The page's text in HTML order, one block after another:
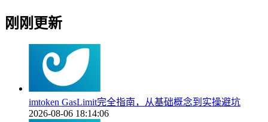
刚刚更新
imtoken GasLimit完全指南，从基础概念到实操避坑
2026-08-06 18:14:06